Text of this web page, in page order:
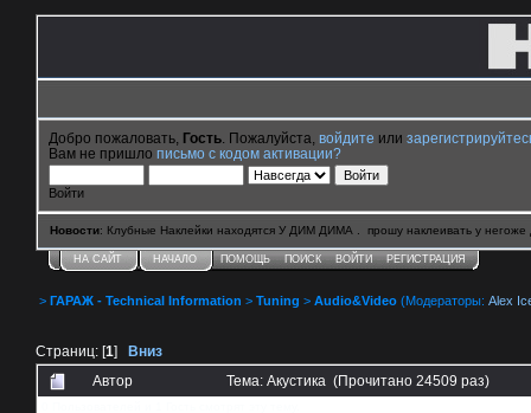
Добро пожаловать, Гость . Пожалуйста, войдите или
Вам не пришло письмо с кодом активации?
Войти
Новости: Клубные Наклейки находятся У ДИМ ДИМА . прошу наклеивать у негоже
НА САЙТ НАЧАЛО ПОМОЩЬ ПОИСК ВОЙТИ РЕГИСТРАЦИЯ
> ГАРАЖ - Technical Information > Tuning > Audio&Video (Модераторы: Alex
Страниц: [1] Вниз
Автор
Тема: Акустика (Прочитано 24509 раз)